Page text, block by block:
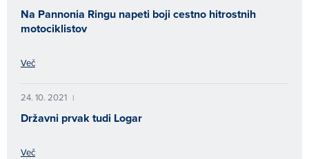
Na Pannonia Ringu napeti boji cestno hitrostnih
motociklistov
Več
24. 10. 2021 |
Državni prvak tudi Logar
Več